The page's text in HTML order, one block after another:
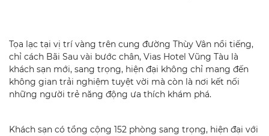
Tọa lạc tại vị trí vàng trên cung đường Thùy Vân nổi tiếng,
chỉ cách Bãi Sau vài bước chân, Vias Hotel Vũng Tàu là
khách sạn mới, sang trọng, hiện đại không chỉ mang đến
không gian trải nghiệm tuyệt vời mà còn là nơi kết nối
những người trẻ năng động ưa thích khám phá.
Khách sạn có tổng cộng 152 phòng sang trọng, hiện đại với